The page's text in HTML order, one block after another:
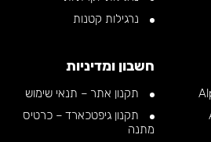
נרגילות קטנות
חשבון ומדיניות
תקנון אתר – תנאי שימוש
תקנון גיפטכארד – כרטיס
מתנה